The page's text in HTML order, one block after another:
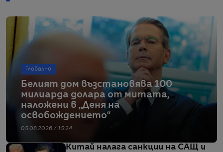
Глобално
Белият дом възстановява 100
милиарда долара от митата,
наложени в „Деня на
освобождението“
05.08.2026 / 15:24
Китай налага санкции на САЩ и